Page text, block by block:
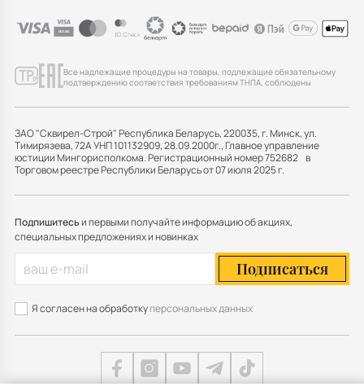
Все надлежащие процедуры на товары, подлежащие обязательному
подтверждению соответствия требованиям ТНПА, соблюдены
ЗАО "Сквирел-Строй" Республика Беларусь, 220035, г. Минск, ул.
Тимирязева, 72А УНП 101132909, 28.09.2000г., Главное управление
юстиции Мингорисполкома. Регистрационный номер 752682 в
Торговом реестре Республики Беларусь от 07 июля 2025 г.
Подпишитесьи первыми получайте информацию об акциях,
специальных предложениях и новинках
Подписаться
Я согласен на обработкуперсональных данных